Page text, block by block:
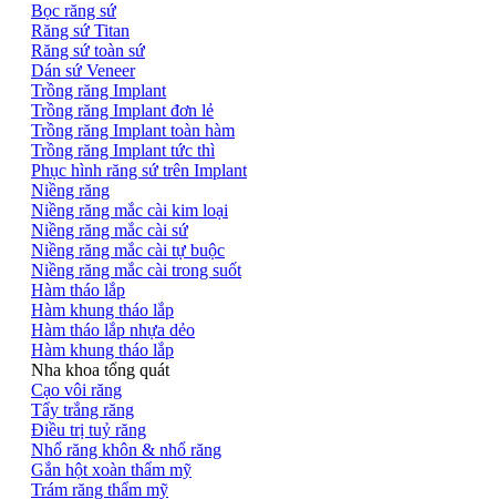
Bọc răng sứ
Răng sứ Titan
Răng sứ toàn sứ
Dán sứ Veneer
Trồng răng Implant
Trồng răng Implant đơn lẻ
Trồng răng Implant toàn hàm
Trồng răng Implant tức thì
Phục hình răng sứ trên Implant
Niềng răng
Niềng răng mắc cài kim loại
Niềng răng mắc cài sứ
Niềng răng mắc cài tự buộc
Niềng răng mắc cài trong suốt
Hàm tháo lắp
Hàm khung tháo lắp
Hàm tháo lắp nhựa dẻo
Hàm khung tháo lắp
Nha khoa tổng quát
Cạo vôi răng
Tẩy trắng răng
Điều trị tuỷ răng
Nhổ răng khôn & nhổ răng
Gắn hột xoàn thẩm mỹ
Trám răng thẩm mỹ